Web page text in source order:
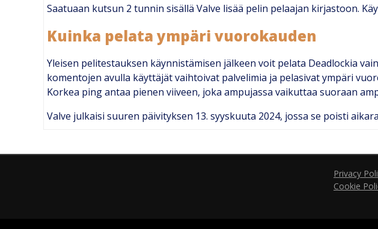
Saatuaan kutsun 2 tunnin sisällä Valve lisää pelin pelaajan kirjastoon.
Kuinka pelata ympäri vuorokauden
Yleisen pelitestauksen käynnistämisen jälkeen voit pelata Deadlockia
komentojen avulla käyttäjät vaihtoivat palvelimia ja pelasivat ympäri
Korkea ping antaa pienen viiveen, joka ampujassa vaikuttaa suoraan
Valve julkaisi suuren päivityksen 13. syyskuuta 2024, jossa se poisti
Privacy
Cookie